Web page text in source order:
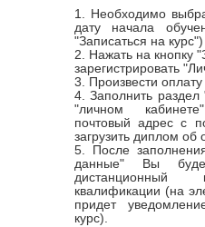
1. Необходимо
дату начала
"Записаться на курс")
2. Нажать на кнопку
зарегистрировать
3. Произвести
4. Заполнить
"личном
почтовый адрес с
загрузить диплом об
5. После
данные" Вы
дистанционный
квалификации (на
придет
курс).